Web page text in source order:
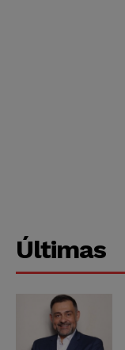
Últimas